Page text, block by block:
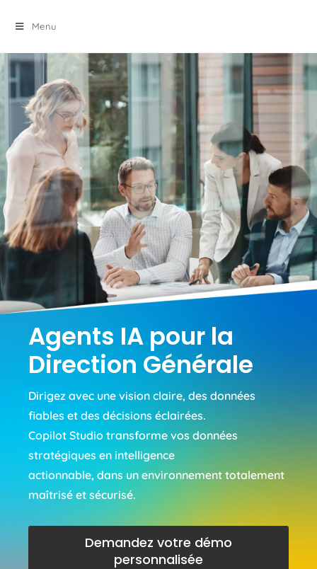
Menu
Agents IA pour la
Direction Générale
Dirigez avec une vision claire, des données
fiables et des décisions éclairées.
Copilot Studio transforme vos données
stratégiques en intelligence
actionnable, dans un environnement totalement
maîtrisé et sécurisé.
Demandez votre démo
personnalisée